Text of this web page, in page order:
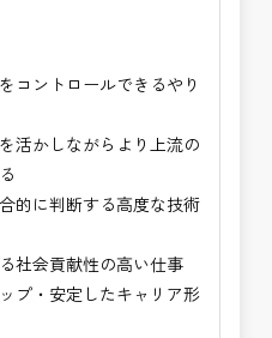
化指導業務
ジメント業務
きましては、基本的に
コントロールできるやり
活かしながらより上流の
的に判断する高度な技術
社会貢献性の高い仕事
プ・安定したキャリア形